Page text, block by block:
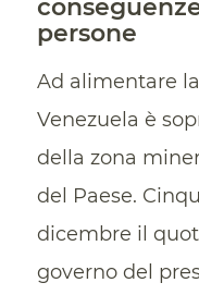
persone
Ad alimentare
Venezuela è
della zona
del Paese.
dicembre il
governo del